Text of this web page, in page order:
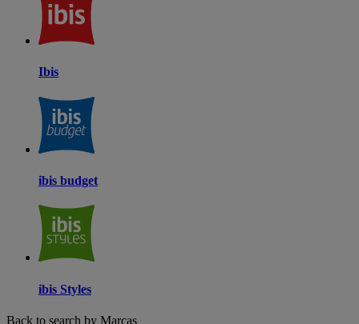
Ibis
ibis budget
ibis Styles
Back to search by Marcas